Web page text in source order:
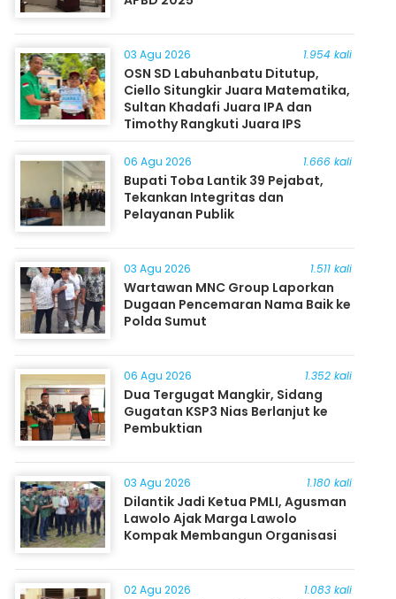
03 Agu 2026 1.954 kali
OSN SD Labuhanbatu Ditutup,
Ciello Situngkir Juara Matematika,
Sultan Khadafi Juara IPA dan
Timothy Rangkuti Juara IPS
06 Agu 2026 1.666 kali
Bupati Toba Lantik 39 Pejabat,
Tekankan Integritas dan
Pelayanan Publik
03 Agu 2026 1.511 kali
Wartawan MNC Group Laporkan
Dugaan Pencemaran Nama Baik ke
Polda Sumut
06 Agu 2026 1.352 kali
Dua Tergugat Mangkir, Sidang
Gugatan KSP3 Nias Berlanjut ke
Pembuktian
03 Agu 2026 1.180 kali
Dilantik Jadi Ketua PMLI, Agusman
Lawolo Ajak Marga Lawolo
Kompak Membangun Organisasi
02 Agu 2026 1.083 kali